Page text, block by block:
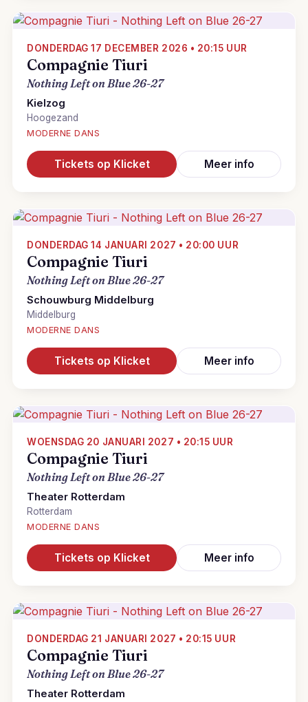
DONDERDAG 17 DECEMBER 2026 • 20:15 UUR
Compagnie Tiuri
Nothing Left on Blue 26-27
Kielzog
Hoogezand
MODERNE DANS
Tickets op Klicket Meer info
DONDERDAG 14 JANUARI 2027 • 20:00 UUR
Compagnie Tiuri
Nothing Left on Blue 26-27
Schouwburg Middelburg
Middelburg
MODERNE DANS
Tickets op Klicket Meer info
WOENSDAG 20 JANUARI 2027 • 20:15 UUR
Compagnie Tiuri
Nothing Left on Blue 26-27
Theater Rotterdam
Rotterdam
MODERNE DANS
Tickets op Klicket Meer info
DONDERDAG 21 JANUARI 2027 • 20:15 UUR
Compagnie Tiuri
Nothing Left on Blue 26-27
Theater Rotterdam